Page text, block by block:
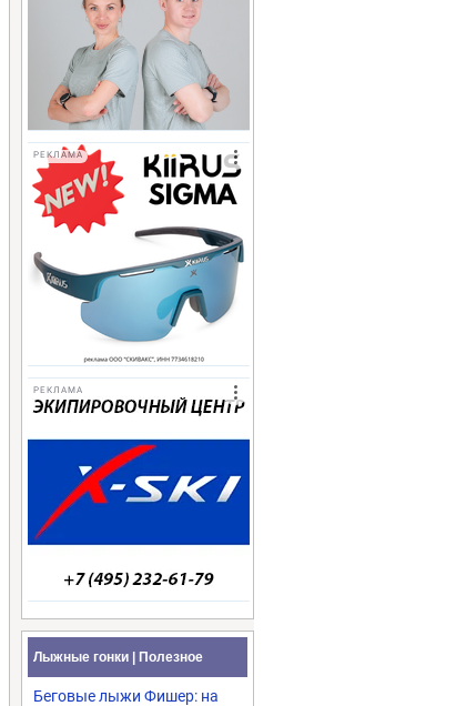
РЕКЛАМА
РЕКЛАМА
Лыжные гонки | Полезное
Беговые лыжи Фишер: на